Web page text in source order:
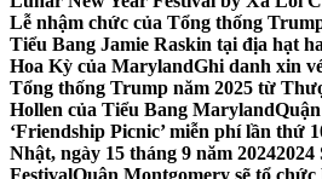
Lễ nhậm chức của Tổng thống
Tiểu Bang Jamie Raskin tại địa hạt
Hoa Kỳ của MarylandGhi danh xin
Tổng thống Trump năm 2025 từ
Hollen của Tiểu Bang Maryland
‘Friendship Picnic’ miễn phí lần thứ
Nhật, ngày 15 tháng 9 năm 20242024
FestivalQuận Montgomery sẽ tổ chức